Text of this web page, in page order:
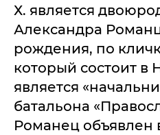
Х. является
Александра
рождения, по
который состоит
является
батальона
Романец объявлен